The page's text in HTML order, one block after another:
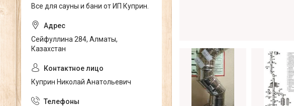
Все для сауны и бани от ИП Куприн.
Сейфуллина 284, Алматы,
Казахстан
Куприн Николай Анатольевич